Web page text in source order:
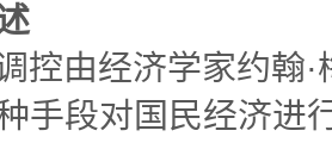
控由经济学家约翰
手段对国民经济进